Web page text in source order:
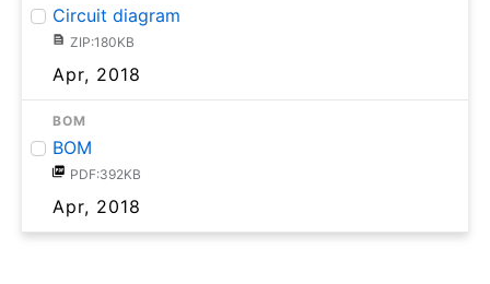
Circuit diagram
ZIP:180KB
Apr, 2018
BOM
BOM
PDF:392KB
Apr, 2018